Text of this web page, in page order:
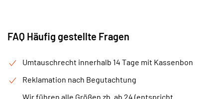
FAQ Häufig gestellte Fragen
Umtauschrecht innerhalb 14 Tage mit Kassenbon
Reklamation nach Begutachtung
Wir führen alle Größen zb. ab 24 (entspricht